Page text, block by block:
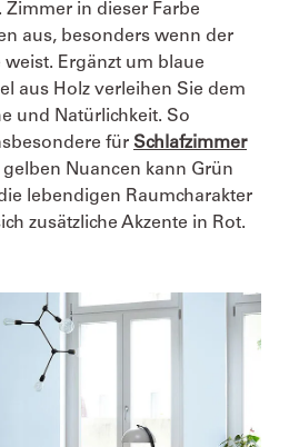
Zimmer in dieser Farbe
aus, besonders wenn der
weist. Ergänzt um blaue
aus Holz verleihen Sie dem
und Natürlichkeit. So
für Schlafzimmer
gelben Nuancen kann Grün
lebendigen Raumcharakter
zusätzliche Akzente in Rot.